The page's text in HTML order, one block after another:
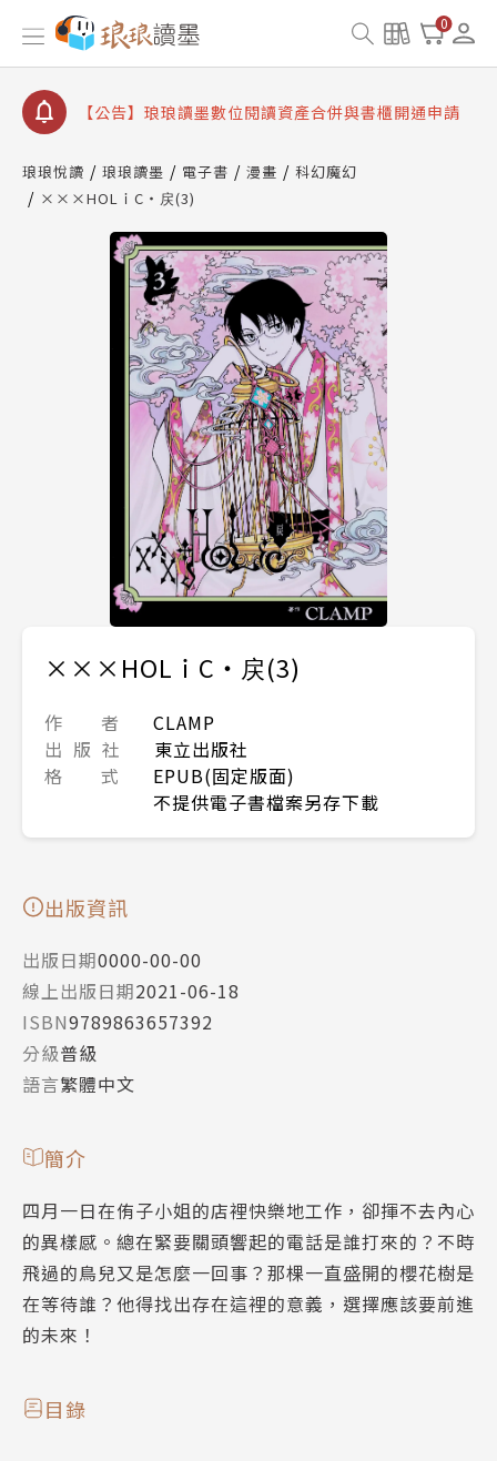
0
【公告】因 Readmoo 讀墨系統維護中，本站同步暫
停部分閱讀服務
【公告】琅琅讀墨數位閱讀資產合併與書櫃開通申請
【公告】琅琅讀墨書櫃開通常見問題
請圖文教學
【公告】琅琅書店服務升級重要說明及資產合併結果
查詢
【公告】因 Readmoo 讀墨系統維護中，本站同步暫
停部分閱讀服務
琅琅悅讀 琅琅讀墨 電子書 漫畫
科幻魔幻
×××HOLｉC・戻(3)
×××HOLｉC・戻(3)
作 者
CLAMP
出 版 社
東立出版社
格 式
EPUB(固定版面)
不提供電子書檔案另存下載
出版資訊
出版日期0000-00-00
線上出版日期2021-06-18
ISBN9789863657392
分級普級
語言繁體中文
簡介
四月一日在侑子小姐的店裡快樂地工作，卻揮不去內心
的異樣感。總在緊要關頭響起的電話是誰打來的？不時
飛過的鳥兒又是怎麼一回事？那棵一直盛開的櫻花樹是
在等待誰？他得找出存在這裡的意義，選擇應該要前進
的未來！
目錄